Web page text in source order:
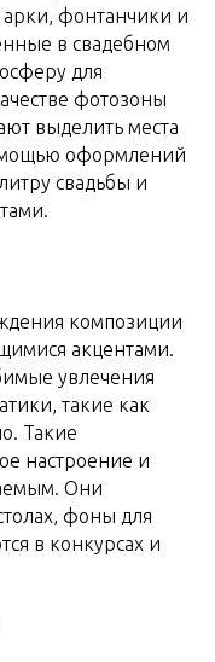
арки, фонтанчики и
в свадебном
для
фотозоны
выделить места
оформлений
свадьбы и
композиции
акцентами.
увлечения
такие как
Такие
настроение и
Они
фоны для
в конкурсах и